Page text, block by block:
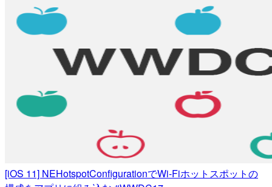
[iOS 11] NEHotspotConfigurationでWi-Fiホットスポットの